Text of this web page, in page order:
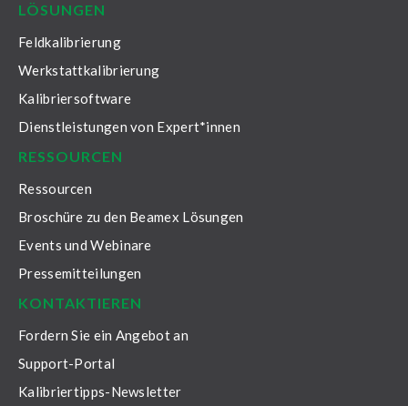
LÖSUNGEN
Feldkalibrierung
Werkstattkalibrierung
Kalibriersoftware
Dienstleistungen von Expert*innen
RESSOURCEN
Ressourcen
Broschüre zu den Beamex Lösungen
Events und Webinare
Pressemitteilungen
KONTAKTIEREN
Fordern Sie ein Angebot an
Support-Portal
Kalibriertipps-Newsletter